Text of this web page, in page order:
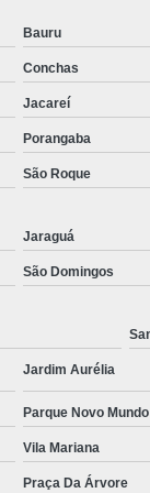
Social
Tratamento
Tratamento para
para
Tratamento
Tratamento
Tratamento
Bipolar
Bipolar
Bauru
Conchas
Jacareí
Porangaba
São Roque
Jaraguá
São Domingos
Jardim Aurélia
Parque Novo Mundo
Vila Mariana
Praça Da Árvore